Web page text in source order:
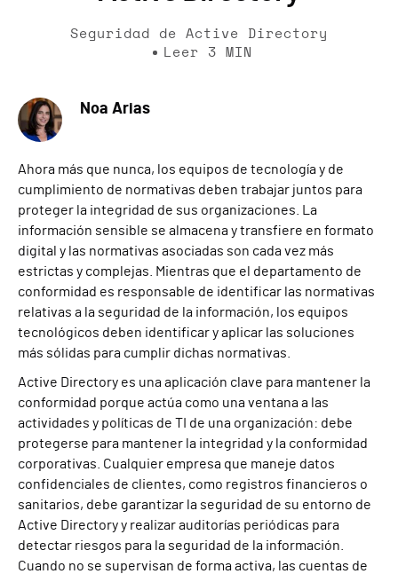
Seguridad de Active Directory
Leer
3 MIN
Noa Arias
Ahora más que nunca, los equipos de tecnología y de
cumplimiento de normativas deben trabajar juntos para
proteger la integridad de sus organizaciones. La
información sensible se almacena y transfiere en formato
digital y las normativas asociadas son cada vez más
estrictas y complejas. Mientras que el departamento de
conformidad es responsable de identificar las normativas
relativas a la seguridad de la información, los equipos
tecnológicos deben identificar y aplicar las soluciones
más sólidas para cumplir dichas normativas.
Active Directory es una aplicación clave para mantener la
conformidad porque actúa como una ventana a las
actividades y políticas de TI de una organización: debe
protegerse para mantener la integridad y la conformidad
corporativas. Cualquier empresa que maneje datos
confidenciales de clientes, como registros financieros o
sanitarios, debe garantizar la seguridad de su entorno de
Active Directory y realizar auditorías periódicas para
detectar riesgos para la seguridad de la información.
Cuando no se supervisan de forma activa, las cuentas de